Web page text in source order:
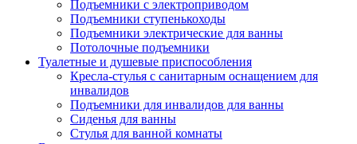
Подъемники с электроприводом
Подъемники ступенькоходы
Подъемники электрические для ванны
Потолочные подъемники
Туалетные и душевые приспособления
Кресла-стулья с санитарным оснащением для
инвалидов
Подъемники для инвалидов для ванны
Сиденья для ванны
Стулья для ванной комнаты